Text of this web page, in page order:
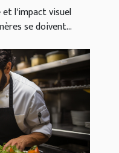
l'impact visuel
se doivent...